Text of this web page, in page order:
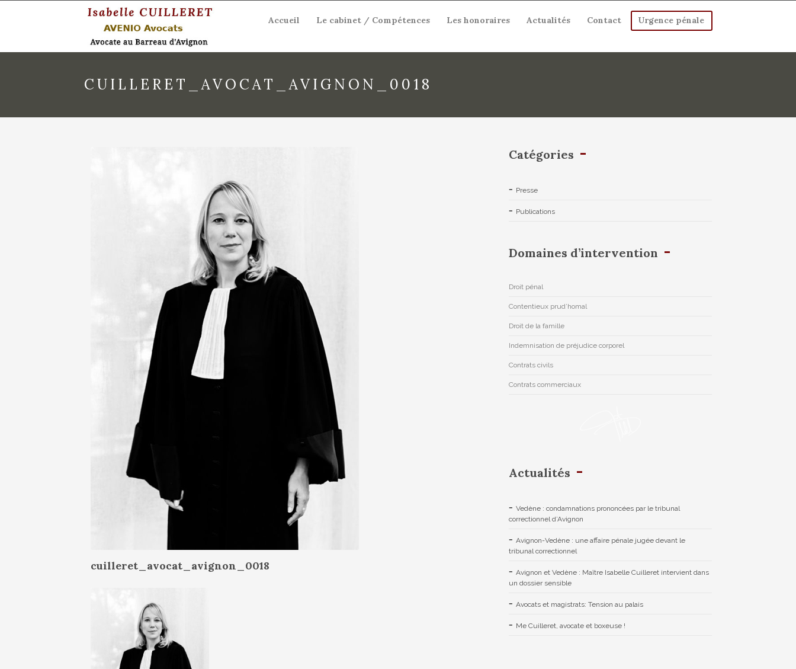
Accueil Le cabinet / Compétences Les honoraires Actualités Contact Urgence pénale
CUILLERET_AVOCAT_AVIGNON_0018
cuilleret_avocat_avignon_0018
Catégories
Presse
Publications
Domaines d’intervention
Droit pénal
Contentieux prud’homal
Droit de la famille
Indemnisation de préjudice corporel
Contrats civils
Contrats commerciaux
Actualités
Vedène : condamnations prononcées par le tribunal
correctionnel d’Avignon
Avignon-Vedène : une affaire pénale jugée devant le
tribunal correctionnel
Avignon et Vedène : Maître Isabelle Cuilleret intervient dans
un dossier sensible
Avocats et magistrats: Tension au palais
Me Cuilleret, avocate et boxeuse !